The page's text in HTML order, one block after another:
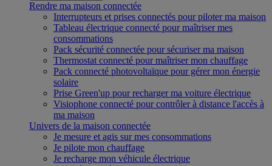
Rendre ma maison connectée
Interrupteurs et prises connectés pour piloter ma maison
Tableau électrique connecté pour maîtriser mes
consommations
Pack sécurité connectée pour sécuriser ma maison
Thermostat connecté pour maîtriser mon chauffage
Pack connecté photovoltaïque pour gérer mon énergie
solaire
Prise Green'up pour recharger ma voiture électrique
Visiophone connecté pour contrôler à distance l'accès à
ma maison
Univers de la maison connectée
Je mesure et agis sur mes consommations
Je pilote mon chauffage
Je recharge mon véhicule électrique